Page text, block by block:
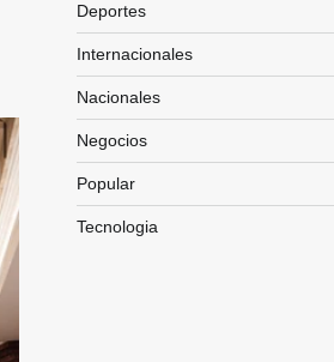
Deportes
Internacionales
Nacionales
Negocios
Popular
Tecnologia